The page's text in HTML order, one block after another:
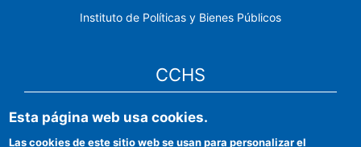
Instituto de Políticas y Bienes Públicos
CCHS
Sede electrónica CSIC
Esta página web usa cookies.
Las cookies de este sitio web se usan para personalizar el